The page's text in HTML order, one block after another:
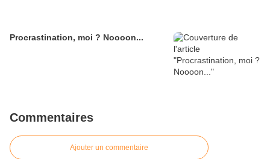
Procrastination, moi ? Noooon...
Commentaires
Ajouter un commentaire